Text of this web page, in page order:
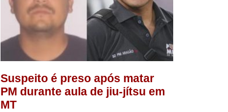
Suspeito é preso após matar
PM durante aula de jiu-jítsu em
MT